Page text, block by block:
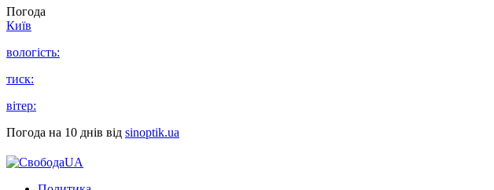
Погода
Київ
вологість:
тиск:
вітер:
Погода на 10 днів від sinoptik.ua